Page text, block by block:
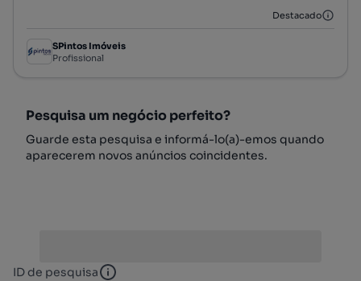
Destacado
SPintos Imóveis
Profissional
Pesquisa um negócio perfeito?
Guarde esta pesquisa e informá-lo(a)-emos quando
aparecerem novos anúncios coincidentes.
ID de pesquisa ID de pesquisa